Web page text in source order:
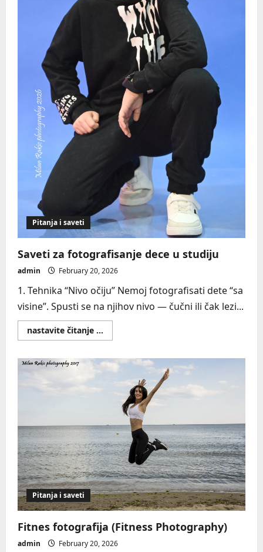
Pitanja i saveti
Saveti za fotografisanje dece u studiju
admin February 20, 2026
1. Tehnika “Nivo očiju” Nemoj fotografisati dete “sa
visine”. Spusti se na njihov nivo — čučni ili čak lezi...
nastavite čitanje ...
more
za
fotografisanje
dece
studiju
Pitanja i saveti
Fitnes fotografija (Fitness Photography)
admin February 20, 2026